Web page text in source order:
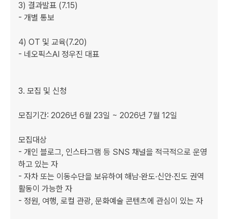
3) 결과발표 (7.15)
- 개별 통보
4) OT 및 교육(7.20)
- 네오픽스AI 정우진 대표
3. 모집 및 신청
모집기간: 2026년 6월 23일 ~ 2026년 7월 12일
​모집대상
- 개인 블로그, 인스타그램 등 SNS 채널을 적극적으로 운영
하고 있는 자
- 자차 또는 이동수단을 보유하여 해남·완도·신안·진도 권역
활동이 가능한 자
- 정원, 여행, 로컬 관광, 문화예술 콘텐츠에 관심이 있는 자